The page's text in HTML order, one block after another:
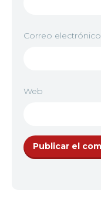
Correo electrónico
Web